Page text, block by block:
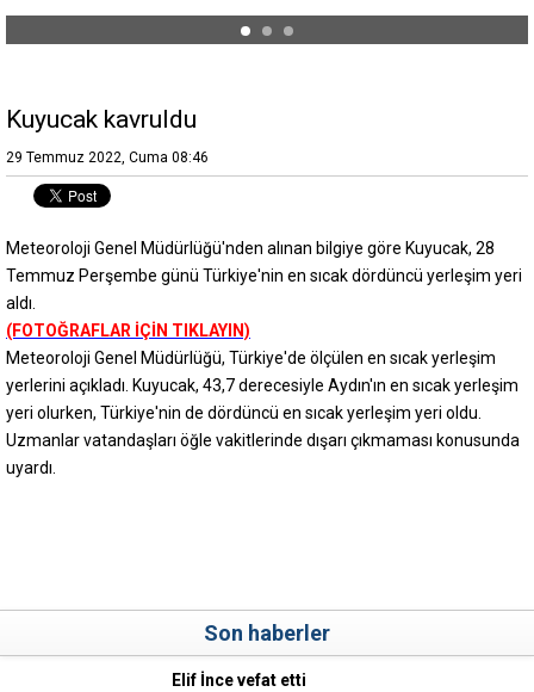
Kuyucak kavruldu
29 Temmuz 2022, Cuma 08:46
Meteoroloji Genel Müdürlüğü'nden alınan bilgiye göre Kuyucak, 28
Temmuz Perşembe günü Türkiye'nin en sıcak dördüncü yerleşim yeri
aldı.
(FOTOĞRAFLAR İÇİN TIKLAYIN)
Meteoroloji Genel Müdürlüğü, Türkiye'de ölçülen en sıcak yerleşim
yerlerini açıkladı. Kuyucak, 43,7 derecesiyle Aydın'ın en sıcak yerleşim
yeri olurken, Türkiye'nin de dördüncü en sıcak yerleşim yeri oldu.
Uzmanlar vatandaşları öğle vakitlerinde dışarı çıkmaması konusunda
uyardı.
Son haberler
Elif İnce vefat etti